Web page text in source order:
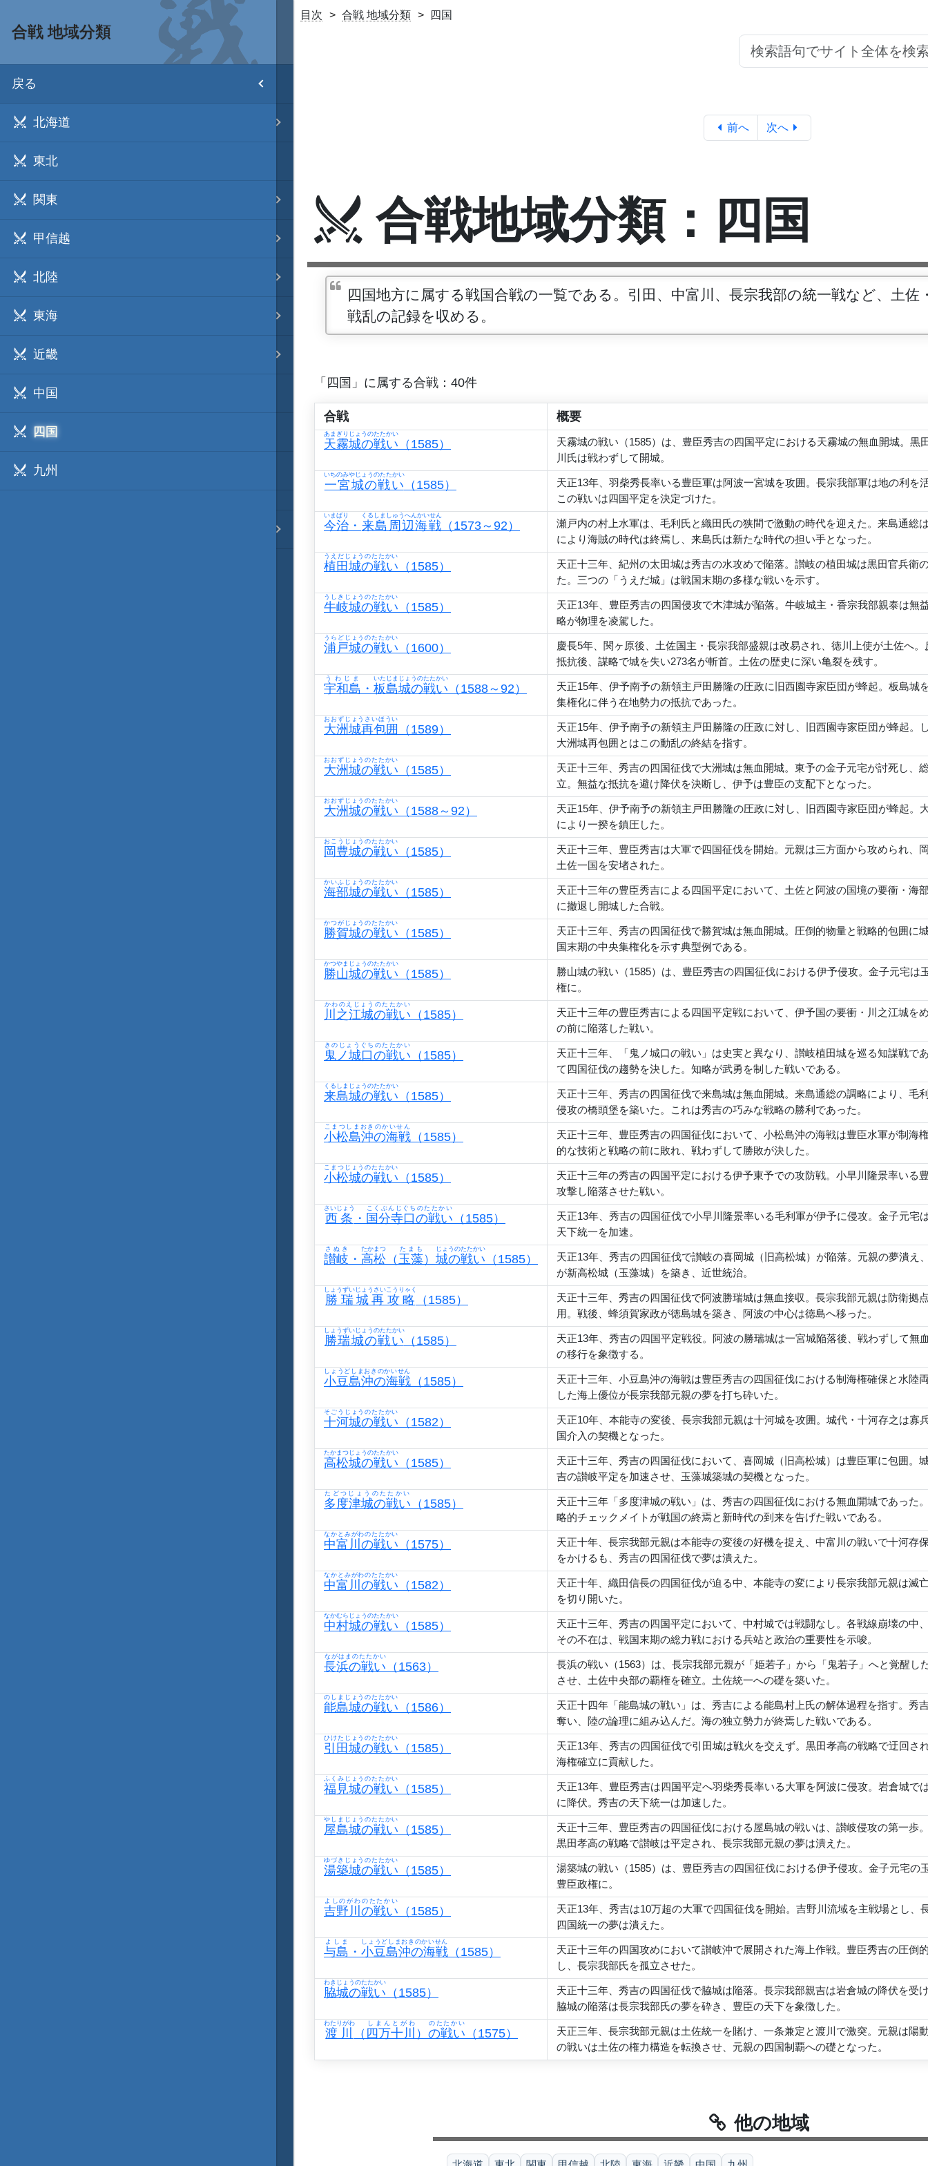
目次
武将 読み一覧
姫 読み一覧
家宝 分類一覧
城 地域分類
合戦 地域分類
合戦 地域分類
戻る
北海道
東北
関東
甲信越
北陸
東海
近畿
中国
四国
九州
事変 地域分類
逸話 分類一覧
戦国ニュース
寺社・城・庭園ニュース
信長の野望ニュース
目次 合戦 地域分類 四国
前へ 次へ
合戦地域分類：四国
四国地方に属する戦国合戦の一覧である。引田、中富川、長宗我部の統一戦など、土
戦乱の記録を収める。
「四国」に属する合戦：40件
合戦
概要
天霧城の戦い
あまぎりじょうのたたかい
（1585）
天霧城の戦い（1585）は、豊臣秀吉の四国平定における天霧城の無血開城。
川氏は戦わずして開城。
一宮城の戦い
いちのみやじょうのたたかい
（1585）
天正13年、羽柴秀長率いる豊臣軍は阿波一宮城を攻囲。長宗我部軍は地の利
この戦いは四国平定を決定づけた。
今治
いまばり
・ 来島周辺海戦
くるしましゅうへんかいせん
（1573～92）
瀬戸内の村上水軍は、毛利氏と織田氏の狭間で激動の時代を迎えた。来島通総
により海賊の時代は終焉し、来島氏は新たな時代の担い手となった。
植田城の戦い
うえだじょうのたたかい
（1585）
天正十三年、紀州の太田城は秀吉の水攻めで陥落。讃岐の植田城は黒田官兵衛
た。三つの「うえだ城」は戦国末期の多様な戦いを示す。
牛岐城の戦い
うしきじょうのたたかい
（1585）
天正13年、豊臣秀吉の四国侵攻で木津城が陥落。牛岐城主・香宗我部親泰は
略が物理を凌駕した。
浦戸城の戦い
うらどじょうのたたかい
（1600）
慶長5年、関ヶ原後、土佐国主・長宗我部盛親は改易され、徳川上使が土佐へ
抵抗後、謀略で城を失い273名が斬首。土佐の歴史に深い亀裂を残す。
宇和島
うわじま
・ 板島城の戦い
いたじまじょうのたたかい
（1588～92）
天正15年、伊予南予の新領主戸田勝隆の圧政に旧西園寺家臣団が蜂起。板島
集権化に伴う在地勢力の抵抗であった。
大洲城再包囲
おおずじょうさいほうい
（1589）
天正15年、伊予南予の新領主戸田勝隆の圧政に対し、旧西園寺家臣団が蜂起
大洲城再包囲とはこの動乱の終結を指す。
大洲城の戦い
おおずじょうのたたかい
（1585）
天正十三年、秀吉の四国征伐で大洲城は無血開城。東予の金子元宅が討死し、
立。無益な抵抗を避け降伏を決断し、伊予は豊臣の支配下となった。
大洲城の戦い
おおずじょうのたたかい
（1588～92）
天正15年、伊予南予の新領主戸田勝隆の圧政に対し、旧西園寺家臣団が蜂起
により一揆を鎮圧した。
岡豊城の戦い
おこうじょうのたたかい
（1585）
天正十三年、豊臣秀吉は大軍で四国征伐を開始。元親は三方面から攻められ、
土佐一国を安堵された。
海部城の戦い
かいふじょうのたたかい
（1585）
天正十三年の豊臣秀吉による四国平定において、土佐と阿波の国境の要衝・海
に撤退し開城した合戦。
勝賀城の戦い
かつがじょうのたたかい
（1585）
天正十三年、秀吉の四国征伐で勝賀城は無血開城。圧倒的物量と戦略的包囲に
国末期の中央集権化を示す典型例である。
勝山城の戦い
かつやまじょうのたたかい
（1585）
勝山城の戦い（1585）は、豊臣秀吉の四国征伐における伊予侵攻。金子元宅
権に。
川之江城の戦い
かわのえじょうのたたかい
（1585）
天正十三年の豊臣秀吉による四国平定戦において、伊予国の要衝・川之江城を
の前に陥落した戦い。
鬼ノ城口の戦い
きのじょうぐちのたたかい
（1585）
天正十三年、「鬼ノ城口の戦い」は史実と異なり、讃岐植田城を巡る知謀戦で
て四国征伐の趨勢を決した。知略が武勇を制した戦いである。
来島城の戦い
くるしまじょうのたたかい
（1585）
天正十三年、秀吉の四国征伐で来島城は無血開城。来島通総の調略により、毛
侵攻の橋頭堡を築いた。これは秀吉の巧みな戦略の勝利であった。
小松島沖の海戦
こまつしまおきのかいせん
（1585）
天正十三年、豊臣秀吉の四国征伐において、小松島沖の海戦は豊臣水軍が制海
的な技術と戦略の前に敗れ、戦わずして勝敗が決した。
小松城の戦い
こまつじょうのたたかい
（1585）
天正十三年の秀吉の四国平定における伊予東予での攻防戦。小早川隆景率いる
攻撃し陥落させた戦い。
西条
さいじょう
・ 国分寺口の戦い
こくぶんじぐちのたたかい
（1585）
天正13年、秀吉の四国征伐で小早川隆景率いる毛利軍が伊予に侵攻。金子元
天下統一を加速。
讃岐
さぬき
・ 高松
たかまつ
（ 玉藻
たまも
） 城の戦い
じょうのたたかい
（1585）
天正13年、秀吉の四国征伐で讃岐の喜岡城（旧高松城）が陥落。元親の夢潰
が新高松城（玉藻城）を築き、近世統治。
勝瑞城再攻略
しょうずいじょうさいこうりゃく
（1585）
天正十三年、秀吉の四国征伐で阿波勝瑞城は無血接収。長宗我部元親は防衛拠
用。戦後、蜂須賀家政が徳島城を築き、阿波の中心は徳島へ移った。
勝瑞城の戦い
しょうずいじょうのたたかい
（1585）
天正13年、秀吉の四国平定戦役。阿波の勝瑞城は一宮城陥落後、戦わずして
の移行を象徴する。
小豆島沖の海戦
しょうどしまおきのかいせん
（1585）
天正十三年、小豆島沖の海戦は豊臣秀吉の四国征伐における制海権確保と水陸
した海上優位が長宗我部元親の夢を打ち砕いた。
十河城の戦い
そごうじょうのたたかい
（1582）
天正10年、本能寺の変後、長宗我部元親は十河城を攻囲。城代・十河存之は
国介入の契機となった。
高松城の戦い
たかまつじょうのたたかい
（1585）
天正十三年、秀吉の四国征伐において、喜岡城（旧高松城）は豊臣軍に包囲。
吉の讃岐平定を加速させ、玉藻城築城の契機となった。
多度津城の戦い
たどつじょうのたたかい
（1585）
天正十三年「多度津城の戦い」は、秀吉の四国征伐における無血開城であった
略的チェックメイトが戦国の終焉と新時代の到来を告げた戦いである。
中富川の戦い
なかとみがわのたたかい
（1575）
天正十年、長宗我部元親は本能寺の変後の好機を捉え、中富川の戦いで十河存
をかけるも、秀吉の四国征伐で夢は潰えた。
中富川の戦い
なかとみがわのたたかい
（1582）
天正十年、織田信長の四国征伐が迫る中、本能寺の変により長宗我部元親は滅
を切り開いた。
中村城の戦い
なかむらじょうのたたかい
（1585）
天正十三年、秀吉の四国平定において、中村城では戦闘なし。各戦線崩壊の中
その不在は、戦国末期の総力戦における兵站と政治の重要性を示唆。
長浜の戦い
ながはまのたたかい
（1563）
長浜の戦い（1563）は、長宗我部元親が「姫若子」から「鬼若子」へと覚醒
させ、土佐中央部の覇権を確立。土佐統一への礎を築いた。
能島城の戦い
のしまじょうのたたかい
（1586）
天正十四年「能島城の戦い」は、秀吉による能島村上氏の解体過程を指す。秀
奪い、陸の論理に組み込んだ。海の独立勢力が終焉した戦いである。
引田城の戦い
ひけたじょうのたたかい
（1585）
天正13年、秀吉の四国征伐で引田城は戦火を交えず。黒田孝高の戦略で迂回
海権確立に貢献した。
福見城の戦い
ふくみじょうのたたかい
（1585）
天正13年、豊臣秀吉は四国平定へ羽柴秀長率いる大軍を阿波に侵攻。岩倉城
に降伏。秀吉の天下統一は加速した。
屋島城の戦い
やしまじょうのたたかい
（1585）
天正十三年、豊臣秀吉の四国征伐における屋島城の戦いは、讃岐侵攻の第一歩
黒田孝高の戦略で讃岐は平定され、長宗我部元親の夢は潰えた。
湯築城の戦い
ゆづきじょうのたたかい
（1585）
湯築城の戦い（1585）は、豊臣秀吉の四国征伐における伊予侵攻。金子元宅
豊臣政権に。
吉野川の戦い
よしのがわのたたかい
（1585）
天正13年、秀吉は10万超の大軍で四国征伐を開始。吉野川流域を主戦場とし
四国統一の夢は潰えた。
与島
よしま
・ 小豆島沖の海戦
しょうどしまおきのかいせん
（1585）
天正十三年の四国攻めにおいて讃岐沖で展開された海上作戦。豊臣秀吉の圧倒
し、長宗我部氏を孤立させた。
脇城の戦い
わきじょうのたたかい
（1585）
天正十三年、秀吉の四国征伐で脇城は陥落。長宗我部親吉は岩倉城の降伏を受
脇城の陥落は長宗我部氏の夢を砕き、豊臣の天下を象徴した。
渡川
わたりがわ
（ 四万十川
しまんとがわ
） の戦い
のたたかい
（1575）
天正三年、長宗我部元親は土佐統一を賭け、一条兼定と渡川で激突。元親は陽
の戦いは土佐の権力構造を転換させ、元親の四国制覇への礎となった。
他の地域